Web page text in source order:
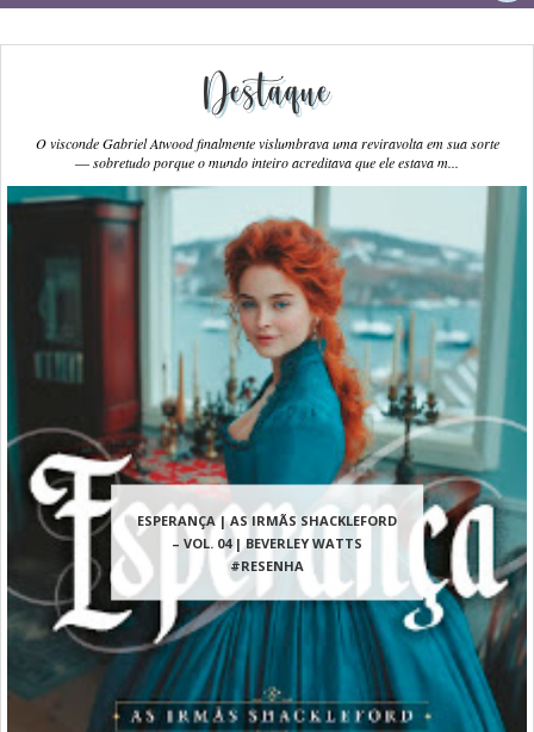
Destaque
ESPERANÇA | AS IRMÃS SHACKLEFORD
– VOL. 04 | BEVERLEY WATTS
#RESENHA
O visconde Gabriel Atwood finalmente vislumbrava uma reviravolta em sua sorte
― sobretudo porque o mundo inteiro acreditava que ele estava m...